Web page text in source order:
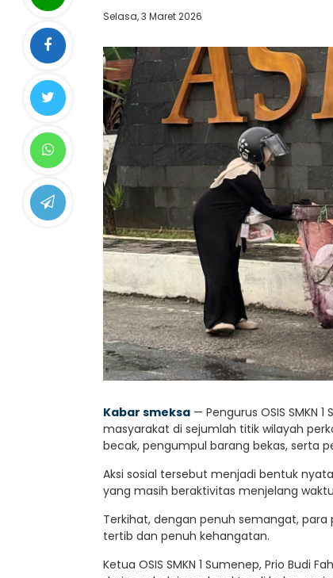
Selasa, 3 Maret 2026
Kabar smeksa — Pengurus OSIS SMKN
masyarakat di sejumlah titik wilayah
becak, pengumpul barang bekas, serta
Aksi sosial tersebut menjadi bentuk
yang masih beraktivitas menjelang
Terkihat, dengan penuh semangat, para
tertib dan penuh kehangatan.
Ketua OSIS SMKN 1 Sumenep, Prio Budi